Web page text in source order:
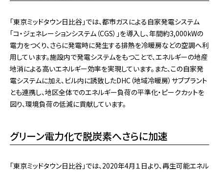
「東京ミッドタウン日比谷」では、都市ガスによる自家発電システム
「コ・ジェネレーションシステム（CGS）」を導入し、年間約3,000kWの
電力をつくり、さらに発電時に発生する排熱を冷暖房などの空調へ利
用しています。施設内で発電システムをもつことで、エネルギーの地産
地消による高いエネルギー効率を実現しています。また、この自家発
電システムに加え、ビル内に誘致したDHC（地域冷暖房）サブプラント
とも連携し、地区全体でのエネルギー負荷の平準化・ピークカットを
図り、環境負荷の低減に貢献しています。
グリーン電力化で脱炭素へさらに加速
「東京ミッドタウン日比谷」では、2020年4月１日より、再生可能エネル